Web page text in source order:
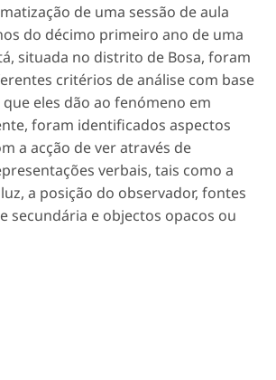
de uma sessão de aula
do décimo primeiro ano de uma
situada no distrito de Bosa, foram
critérios de análise com base
que eles dão ao fenómeno em
foram identificados aspectos
a acção de ver através de
verbais, tais como a
a posição do observador, fontes
secundária e objectos opacos ou